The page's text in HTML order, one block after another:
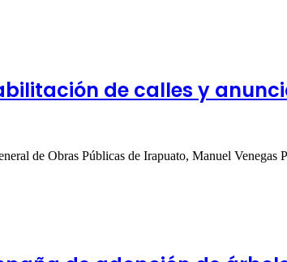
de calles y
de Obras Públicas de Irapuato, Manuel